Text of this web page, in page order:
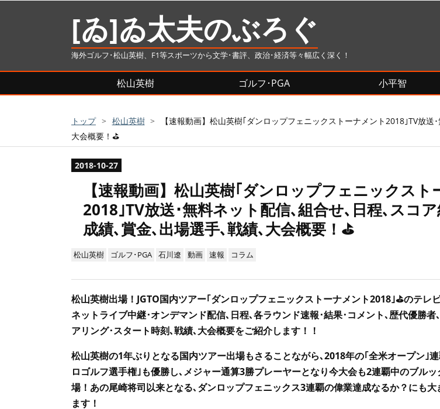
[ゐ]ゐ太夫のぶろぐ
海外ゴルフ･松山英樹、F1等スポーツから文学･書評、政治･経済等々幅広く深く！
松山英樹 ゴルフ･PGA 小平智
トップ > 松山英樹 >
【速報動画】松山英樹｢ダンロップフェニックストーナメント2018｣TV放
大会概要！⛳
2018-10-27
【速報動画】松山英樹｢ダンロップフェニックスト
2018｣TV放送･無料ネット配信､組合せ､日程､スコア
成績､賞金､出場選手､戦績､大会概要！⛳
松山英樹 ゴルフ･PGA 石川遼 動画 速報 コラム
松山英樹出場！JGTO国内ツアー｢ダンロップフェニックストーナメント2018｣⛳のテレ
ネットライブ中継･オンデマンド配信､日程､各ラウンド速報･結果･コメント､歴代優勝者
アリング･スタート時刻､戦績､大会概要をご紹介します！！
松山英樹の1年ぶりとなる国内ツアー出場もさることながら､2018年の｢全米オープン｣
ロゴルフ選手権｣も優勝し､メジャー通算3勝プレーヤーとなり今大会も2連覇中のブル
場！あの尾崎将司以来となる､ダンロップフェニックス3連覇の偉業達成なるか？にも大
ます！